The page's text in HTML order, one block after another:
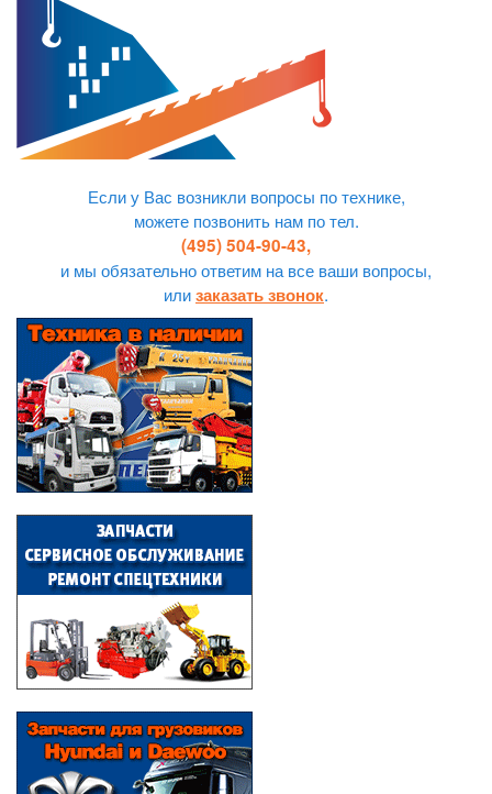
Если у Вас возникли вопросы по технике,
можете позвонить нам по тел.
(495) 504-90-43,
и мы обязательно ответим на все ваши вопросы,
илизаказать звонок.